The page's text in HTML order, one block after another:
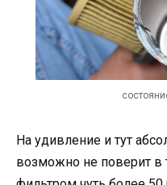
На удивление и тут
возможно не поверит в